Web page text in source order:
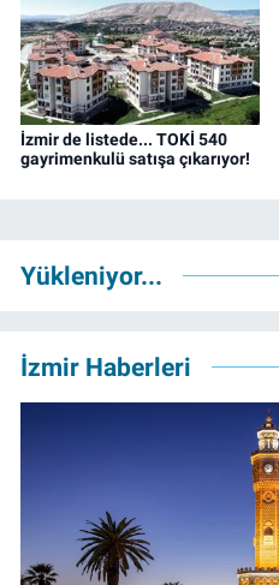
İzmir de listede... TOKİ 540
gayrimenkulü satışa çıkarıyor!
Yükleniyor...
İzmir Haberleri